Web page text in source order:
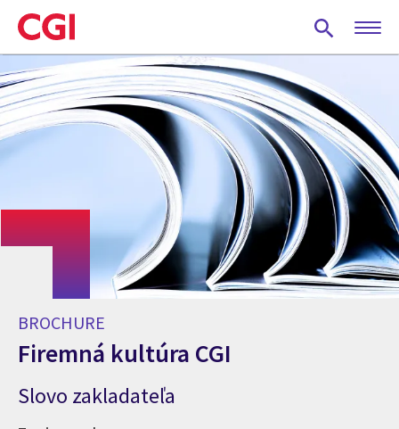
Skip
to
main
content
BROCHURE
Firemná kultúra CGI
Slovo zakladateľa